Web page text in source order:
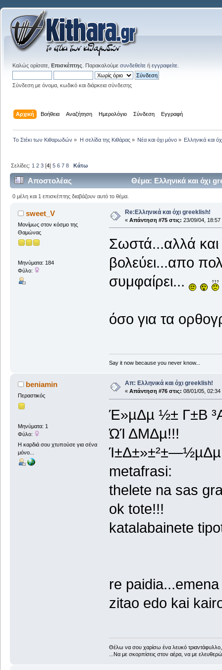
Καλώς ορίσατε, Επισκέπτης . Παρακαλούμε συνδεθείτε ή εγγραφείτε
Σύνδεση με όνομα, κωδικό και διάρκεια σύνδεσης
Αρχική Βοήθεια Αναζήτηση Ημερολόγιο Σύνδεση Εγγραφή
Το Στέκι των Κιθαρωδών » Η σελίδα της Κιθάρας» Νέα και όχι μόνο» Ελληνικά και
Σελίδες: 1 2 3 [4]5 6 7 8 Κάτω
Αποστολέας Θέμα: Ελληνικά και όχι
0 μέλη και 1 επισκέπτης διαβάζουν αυτό το θέμα.
sweet_V
Μονίμως στον κόσμο της
Θαμώνας
Μηνύματα: 184
Φύλο:
Re:Ελληνικά και όχι greeklish!
« Απάντηση #75 στις: 23/09/04, 18:57
Σωστά...αλλά και
βολεύει...απο
συμφαίρει...
όσο για τα
Say it now because you never know...
beniamin
Περαστικός
Μηνύματα: 1
Φύλο:
H καρδιά σου χτυπούσε για σένα
μόνο...
Απ: Ελληνικά και όχι greeklish!
« Απάντηση #76 στις: 08/01/05, 02:34
Έ­»µΔµ ½± Γ±Β
ΏΊ ΔΜΔµ!!!
metafrasi:
thelete na sas
ok tote!!!
katalabainete
re
zitao edo kai
Θέλω να σου χαρίσω ένα λευκό
...Να με σκορπίσεις στον αέρα, να με